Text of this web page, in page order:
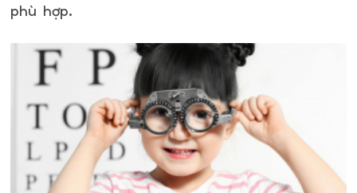
phù hợp.